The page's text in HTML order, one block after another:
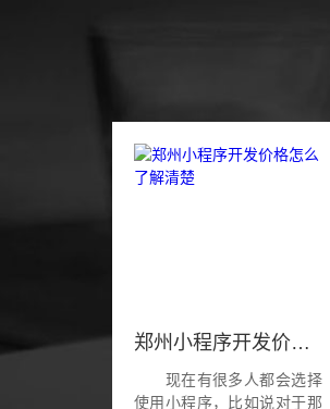
郑州小程序开发价格怎么了解清楚
现在有很多人都会选择
使用小程序，比如说对于那